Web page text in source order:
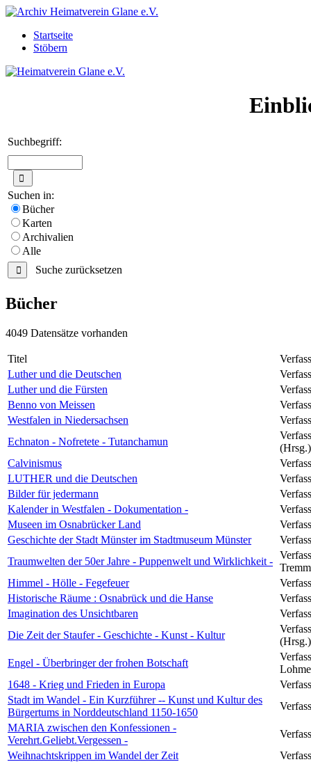
Startseite
Stöbern
Suchbegriff:
Suchen in:
Bücher
Karten
Archivalien
Alle
Suche zurücksetzen
Bücher
4049 Datensätze vorhanden
Titel
Luther und die Deutschen
Luther und die Fürsten
Benno von Meissen
Westfalen in Niedersachsen
Echnaton - Nofretete - Tutanchamun
(Hrsg.)
Calvinismus
LUTHER und die Deutschen
Bilder für jedermann
Kalender in Westfalen - Dokumentation -
Museen im Osnabrücker Land
Geschichte der Stadt Münster im Stadtmuseum Münster
Traumwelten der 50er Jahre - Puppenwelt und Wirklichkeit -
Himmel - Hölle - Fegefeuer
Historische Räume : Osnabrück und die Hanse
Imagination des Unsichtbaren
Die Zeit der Staufer - Geschichte - Kunst - Kultur
Engel - Überbringer der frohen Botschaft
1648 - Krieg und Frieden in Europa
Stadt im Wandel - Ein Kurzführer -- Kunst und Kultur des
Bürgertums in Norddeutschland 1150-1650
MARIA zwischen den Konfessionen -
Verehrt.Geliebt.Vergessen -
Weihnachtskrippen im Wandel der Zeit